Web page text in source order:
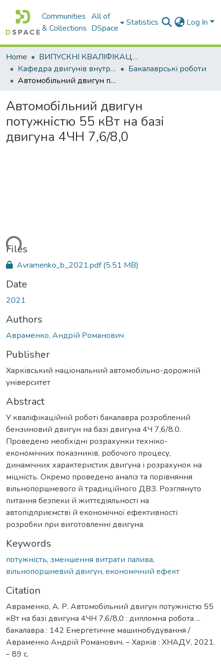
Communities
& Collections
All of
DSpace
Statistics Log In
Home
ВИПУСКНІ КВАЛІФІКАЦІЙНІ РОБОТИ
Кафедра двигунів внутрішнього згоряння
Бакалаврські роботи
Автомобільний двигун потужністю 55 кВт на базі двигуна 4ЧН 7,6/8,0
Автомобільний двигун
потужністю 55 кВт на базі
двигуна 4ЧН 7,6/8,0
Files
Avramenko_b_2021.pdf(5.51 MB)
Date
2021
Authors
Авраменко, Андрій Романович
Publisher
Харківський національний автомобільно-дорожній
університет
Abstract
У кваліфікаційній роботі бакалавра розроблений
бензиновий двигун на базі двигуна 4Ч 7,6/8.0.
Проведено необхідні розрахунки техніко-
економічних показників, робочого процесу,
динамічних характеристик двигуна і розрахунок на
міцність. Окремо проведено аналіз та порівняння
вільнопоршневого й традиційного ДВЗ. Розглянуто
питання безпеки й життєдіяльності на
автопідприємстві й економічної ефективності
розробки при виготовленні двигуна.
Keywords
потужність, зменшення витрати палива,
вільнопоршневий двигун, економічний ефект
Citation
Авраменко, А. Р. Автомобільний двигун потужністю 55
кВт на базі двигуна 4ЧН 7,6/8,0 : дипломна робота ...
бакалавра : 142 Енергетичне машинобудування /
Авраменко Андрій Романович. – Харків : ХНАДУ, 2021.
– 89 с.